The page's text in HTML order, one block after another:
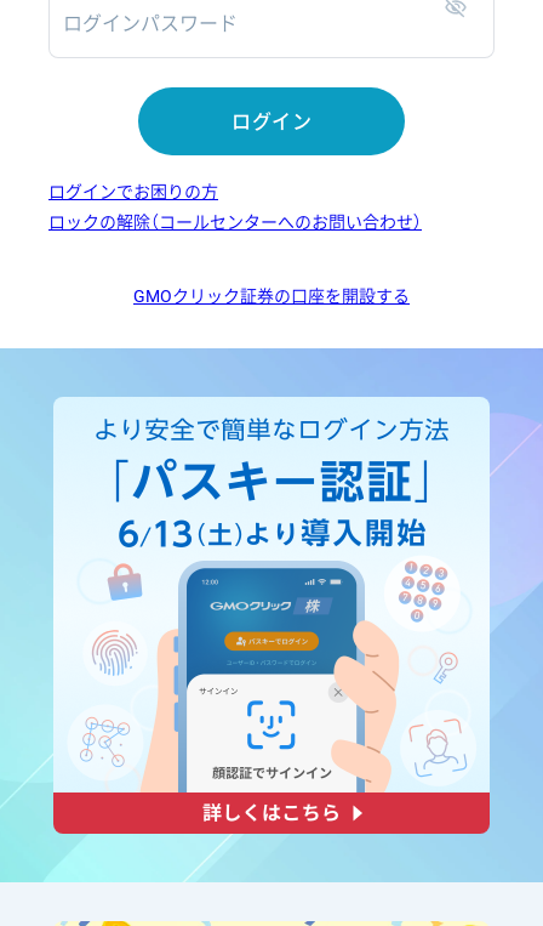
ログインパスワード
ログイン
ログインでお困りの方
ロックの解除（コールセンターへのお問い合わせ）
GMOクリック証券の口座を開設する